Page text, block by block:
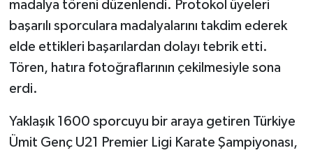
madalya töreni düzenlendi. Protokol üyeleri
başarılı sporculara madalyalarını takdim ederek
elde ettikleri başarılardan dolayı tebrik etti.
Tören, hatıra fotoğraflarının çekilmesiyle sona
erdi.
Yaklaşık 1600 sporcuyu bir araya getiren Türkiye
Ümit Genç U21 Premier Ligi Karate Şampiyonası,